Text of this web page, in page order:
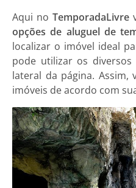
Aqui no TemporadaLivre
opções de aluguel de
localizar o imóvel ideal
pode utilizar os
lateral da página. Assim,
imóveis de acordo com